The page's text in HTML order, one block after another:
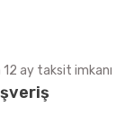
ay taksit imkanı